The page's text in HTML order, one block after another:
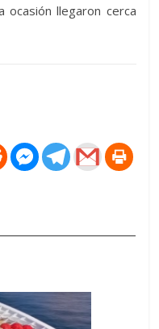
ocasión llegaron cerca